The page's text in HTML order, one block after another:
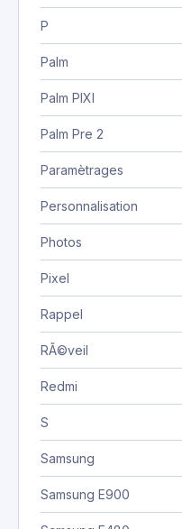
P
Palm
Palm PIXI
Palm Pre 2
Paramètrages
Personnalisation
Photos
Pixel
Rappel
RÃ©veil
Redmi
S
Samsung
Samsung E900